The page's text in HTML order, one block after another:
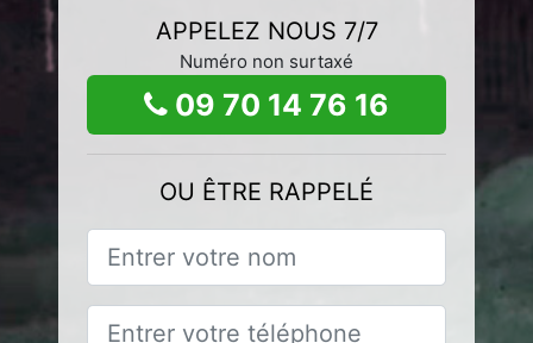
APPELEZ NOUS 7/7
Numéro non surtaxé
09 70 14 76 16
OU ÊTRE RAPPELÉ